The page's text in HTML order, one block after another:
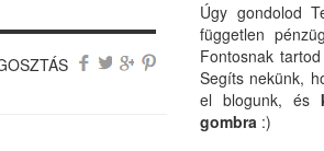
Úgy gondolod
független
Fontosnak
Segíts nekünk,
el blogunk, és
gombra :)